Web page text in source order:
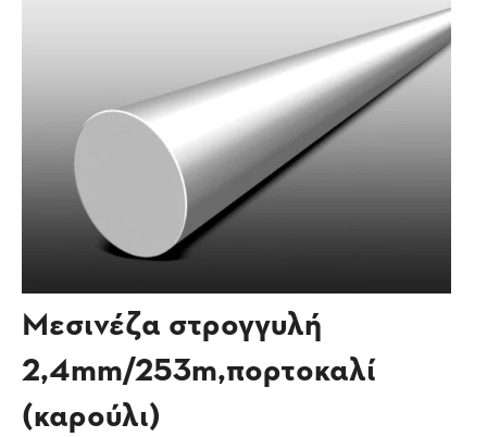
Μεσινέζα στρογγυλή
2,4mm/253m,πορτοκαλί
(καρούλι)